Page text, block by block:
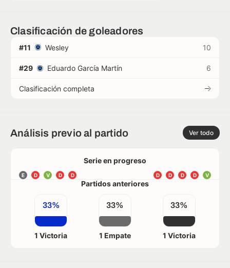
Clasificación de goleadores
#11 Wesley 10
#29 Eduardo García Martín 6
Clasificación completa
Análisis previo al partido Ver todo
Serie en progreso
E D V D D V
D
D
D
D
Partidos anteriores
33%
1 Victoria
33%
1 Empate
33%
1 Victoria